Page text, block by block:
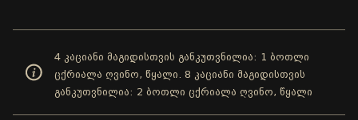
4 კაციანი მაგიდისთვის განკუთვნილია: 1 ბოთლი
ცქრიალა ღვინო, წყალი. 8 კაციანი მაგიდისთვის
განკუთვნილია: 2 ბოთლი ცქრიალა ღვინო, წყალი